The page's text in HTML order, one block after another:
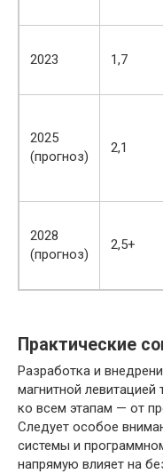
2023 1,7
2025
(прогноз)
2,1
2028
(прогноз)
2,5+
Практические
Разработка и
магнитной
ко всем этапам — от
Следует особое
системы и
напрямую влияет на